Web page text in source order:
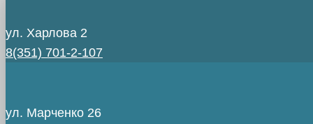
ул. Харлова 2
8(351) 701-2-107
ул. Марченко 26